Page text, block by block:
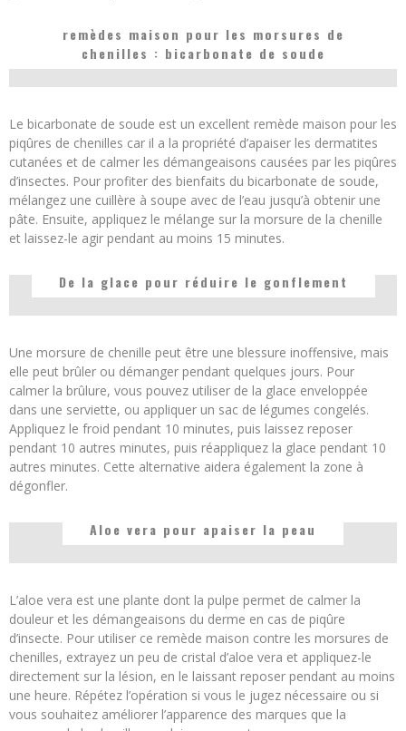
remèdes maison pour les morsures de
chenilles : bicarbonate de soude
Le bicarbonate de soude est un excellent remède maison pour les
piqûres de chenilles car il a la propriété d’apaiser les dermatites
cutanées et de calmer les démangeaisons causées par les piqûres
d’insectes. Pour profiter des bienfaits du bicarbonate de soude,
mélangez une cuillère à soupe avec de l’eau jusqu’à obtenir une
pâte. Ensuite, appliquez le mélange sur la morsure de la chenille
et laissez-le agir pendant au moins 15 minutes.
De la glace pour réduire le gonflement
Une morsure de chenille peut être une blessure inoffensive, mais
elle peut brûler ou démanger pendant quelques jours. Pour
calmer la brûlure, vous pouvez utiliser de la glace enveloppée
dans une serviette, ou appliquer un sac de légumes congelés.
Appliquez le froid pendant 10 minutes, puis laissez reposer
pendant 10 autres minutes, puis réappliquez la glace pendant 10
autres minutes. Cette alternative aidera également la zone à
dégonfler.
Aloe vera pour apaiser la peau
L’aloe vera est une plante dont la pulpe permet de calmer la
douleur et les démangeaisons du derme en cas de piqûre
d’insecte. Pour utiliser ce remède maison contre les morsures de
chenilles, extrayez un peu de cristal d’aloe vera et appliquez-le
directement sur la lésion, en le laissant reposer pendant au moins
une heure. Répétez l’opération si vous le jugez nécessaire ou si
vous souhaitez améliorer l’apparence des marques que la